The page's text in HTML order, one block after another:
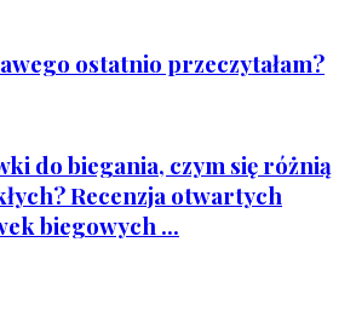
ostatnio przeczytałam?
do biegania, czym się różnią
Recenzja otwartych
biegowych ...